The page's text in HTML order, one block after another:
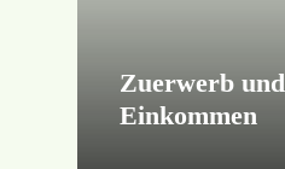
Zuerwerb und
Einkommen